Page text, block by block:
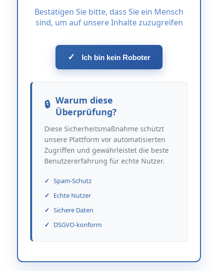
Bestätigen Sie bitte, dass Sie ein Mensch
sind, um auf unsere Inhalte zuzugreifen
✓ Ich bin kein Roboter
Warum diese
Überprüfung?
Diese Sicherheitsmaßnahme schützt
unsere Plattform vor automatisierten
Zugriffen und gewährleistet die beste
Benutzererfahrung für echte Nutzer.
Spam-Schutz
Echte Nutzer
Sichere Daten
DSGVO-konform